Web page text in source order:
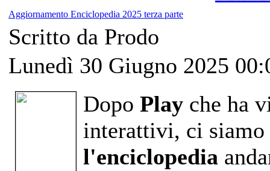
Aggiornamento Enciclopedia 2025 terza parte
Scritto da Prodo
Lunedì 30 Giugno 2025
Dopo Play che ha
interattivi, ci siamo
l'enciclopedia